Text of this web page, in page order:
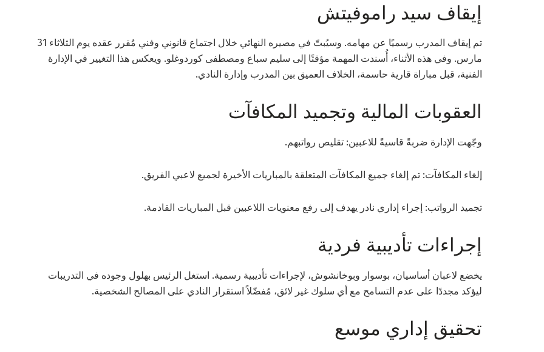
إيقاف سيد راموفيتش
تم إيقاف المدرب رسميًا عن مهامه. وسيُبتّ في مصيره النهائي خلال اجتماع قانوني وفني مُقرر عقده يوم الثلاثاء 31
مارس. وفي هذه الأثناء، أُسندت المهمة مؤقتًا إلى سليم سباع ومصطفى كوردوغلو. ويعكس هذا التغيير في الإدارة
الفنية، قبل مباراة قارية حاسمة، الخلاف العميق بين المدرب وإدارة النادي.
العقوبات المالية وتجميد المكافآت
وجّهت الإدارة ضربةً قاسيةً للاعبين: تقليص رواتبهم.
إلغاء المكافآت: تم إلغاء جميع المكافآت المتعلقة بالمباريات الأخيرة لجميع لاعبي الفريق.
تجميد الرواتب: إجراء إداري نادر يهدف إلى رفع معنويات اللاعبين قبل المباريات القادمة.
إجراءات تأديبية فردية
يخضع لاعبان أساسيان، بوسوار وبوخانشوش، لإجراءات تأديبية رسمية. استغل الرئيس بهلول وجوده في التدريبات
ليؤكد مجددًا على عدم التسامح مع أي سلوك غير لائق، مُفضّلاً استقرار النادي على المصالح الشخصية.
تحقيق إداري موسع